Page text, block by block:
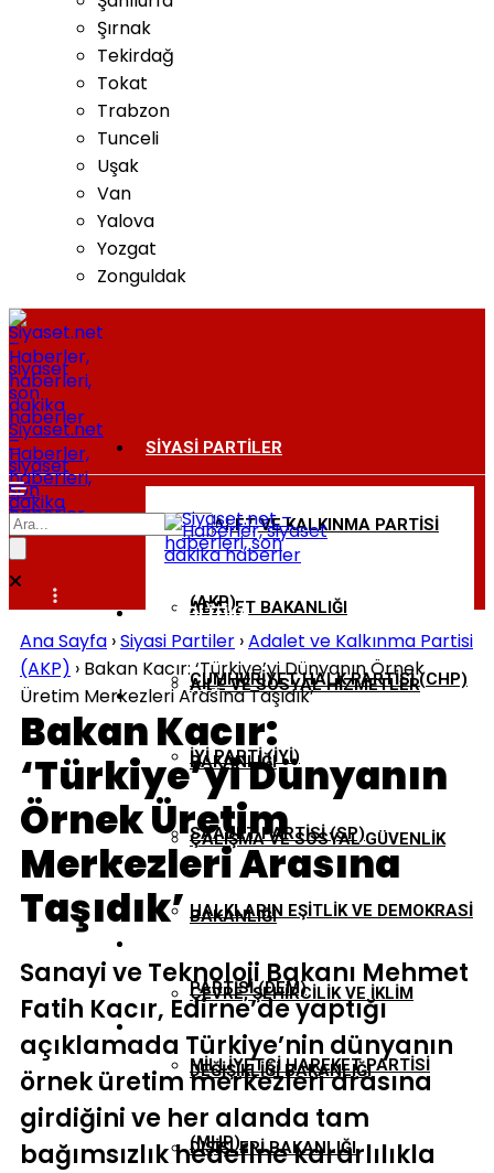
Şırnak
Tekirdağ
Tokat
Trabzon
Tunceli
Uşak
Van
Yalova
Yozgat
Zonguldak
Siyaset.net
–
Haberler,
siyaset
haberleri,
son
dakika
haberler
SIYASI PARTILER
ADALET VE KALKINMA PARTISI
(AKP)
CUMHURIYET HALK PARTISI (CHP)
İYI PARTI (İYİ)
SAADET PARTISI (SP)
HALKLARIN EŞITLIK VE DEMOKRASI
PARTISI (DEM)
MILLIYETÇI HAREKET PARTISI
(MHP)
BAKANLIKLAR
ADALET BAKANLIĞI
AILE VE SOSYAL HIZMETLER
BAKANLIĞI
ÇALIŞMA VE SOSYAL GÜVENLIK
BAKANLIĞI
ÇEVRE, ŞEHIRCILIK VE İKLIM
DEĞIŞIKLIĞI BAKANLIĞI
DIŞIŞLERI BAKANLIĞI
DIŞ POLITIKA
EKONOMI
GÜNDEM
TBMM
Ana Sayfa ›Siyasi Partiler ›Adalet ve Kalkınma Partisi
(AKP) › Bakan Kacır: ‘Türkiye’yi Dünyanın Örnek
Üretim Merkezleri Arasına Taşıdık’
Bakan Kacır:
‘Türkiye’yi Dünyanın
Örnek Üretim
Merkezleri Arasına
Taşıdık’
Sanayi ve Teknoloji Bakanı Mehmet
Fatih Kacır, Edirne’de yaptığı
açıklamada Türkiye’nin dünyanın
örnek üretim merkezleri arasına
girdiğini ve her alanda tam
bağımsızlık hedefine kararlılıkla